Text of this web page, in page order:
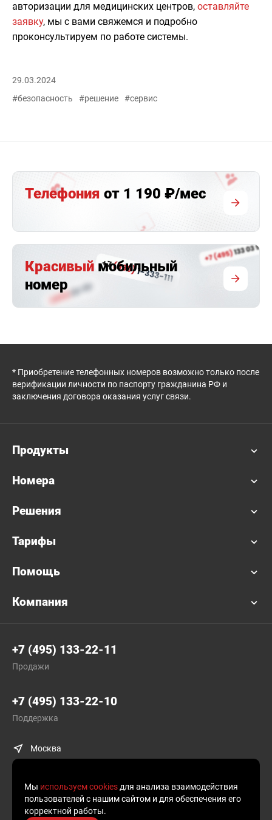
авторизации для медицинских центров, оставляйте
заявку, мы с вами свяжемся и подробно
проконсультируем по работе системы.
29.03.2024
#безопасность
#решение #сервис
Телефония от 1 190 ₽/мес
Красивый мобильный
номер
* Приобретение телефонных номеров возможно только после
верификации личности по паспорту гражданина РФ и
заключения договора оказания услуг связи.
Продукты
Номера
Решения
Тарифы
Помощь
Компания
+7 (495) 133-22-11
Продажи
+7 (495) 133-22-10
Поддержка
Москва
© Plusofon.ru, 2019—2026.
Мы используем cookies для анализа взаимодействия
пользователей с нашим сайтом и для обеспечения его
корректной работы.